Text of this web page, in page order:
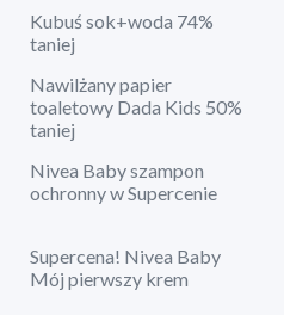
Kubuś sok+woda 74%
taniej
Nawilżany papier
toaletowy Dada Kids 50%
taniej
Nivea Baby szampon
ochronny w Supercenie
Supercena! Nivea Baby
Mój pierwszy krem